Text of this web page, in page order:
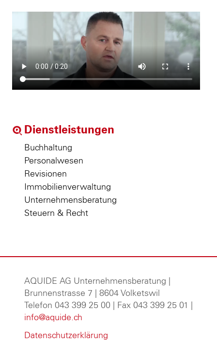
Dienstleistungen
Buchhaltung
Personalwesen
Revisionen
Immobilienverwaltung
Unternehmensberatung
Steuern & Recht
AQUIDE AG Unternehmensberatung
Brunnenstrasse 7 | 8604 Volketswil
Telefon 043 399 25 00 | Fax 043 399 25 01 |
info@aquide.ch
Datenschutzerklärung